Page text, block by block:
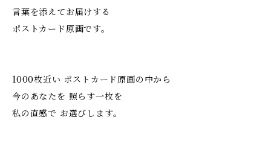
言葉を添えてお届けする
ポストカード原画です。
1000枚近い ポストカード原画の中から
今のあなたを 照らす一枚を
私の直感で お選びします。